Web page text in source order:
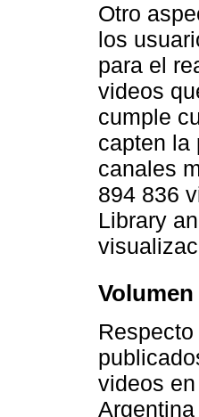
Otro
los
para el
videos
cumple
capten la
canales
894 836
Library
videos